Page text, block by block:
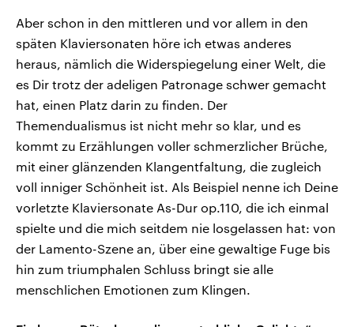
Aber schon in den mittleren und vor allem in den
späten Klaviersonaten höre ich etwas anderes
heraus, nämlich die Widerspiegelung einer Welt, die
es Dir trotz der adeligen Patronage schwer gemacht
hat, einen Platz darin zu finden. Der
Themendualismus ist nicht mehr so klar, und es
kommt zu Erzählungen voller schmerzlicher Brüche,
mit einer glänzenden Klangentfaltung, die zugleich
voll inniger Schönheit ist. Als Beispiel nenne ich Deine
vorletzte Klaviersonate As-Dur op.110, die ich einmal
spielte und die mich seitdem nie losgelassen hat: von
der Lamento-Szene an, über eine gewaltige Fuge bis
hin zum triumphalen Schluss bringt sie alle
menschlichen Emotionen zum Klingen.